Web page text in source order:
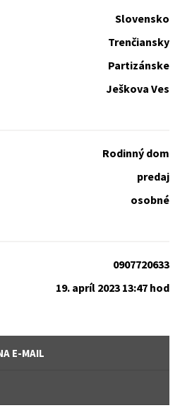
Slovensko
Trenčiansky
Partizánske
Ješkova Ves
Rodinný dom
predaj
osobné
0907720633
19. apríl 2023 13:47 hod
E-MAIL